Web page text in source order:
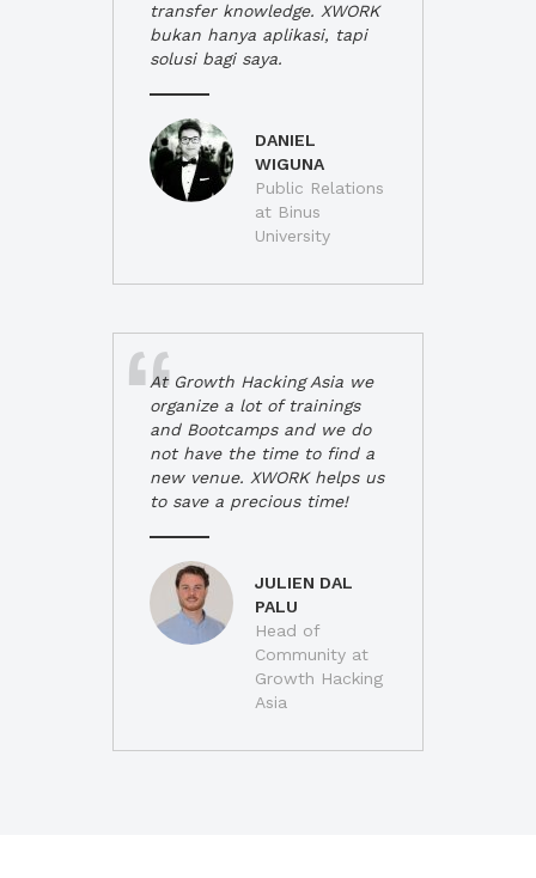
transfer knowledge. XWORK
bukan hanya aplikasi, tapi
solusi bagi saya.
DANIEL
WIGUNA
Public Relations
at Binus
University
At Growth Hacking Asia we
organize a lot of trainings
and Bootcamps and we do
not have the time to find a
new venue. XWORK helps us
to save a precious time!
JULIEN DAL
PALU
Head of
Community at
Growth Hacking
Asia